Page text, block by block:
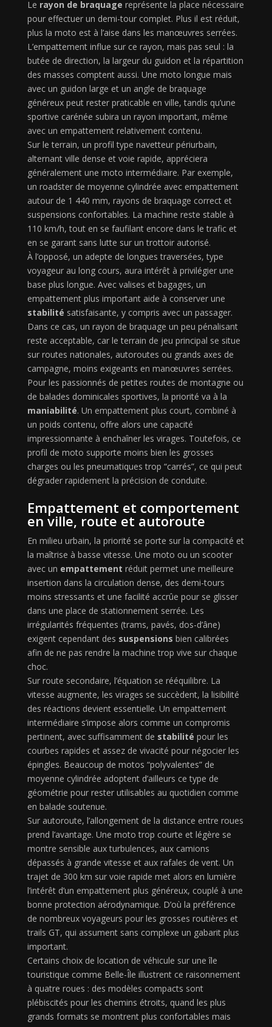
Le rayon de braquage représente la place nécessaire
pour effectuer un demi-tour complet. Plus il est réduit,
plus la moto est à l’aise dans les manœuvres serrées.
L’empattement influe sur ce rayon, mais pas seul : la
butée de direction, la largeur du guidon et la répartition
des masses comptent aussi. Une moto longue mais
avec un guidon large et un angle de braquage
généreux peut rester praticable en ville, tandis qu’une
sportive carénée subira un rayon important, même
avec un empattement relativement contenu.
Sur le terrain, un profil type navetteur périurbain,
alternant ville dense et voie rapide, appréciera
généralement une moto intermédiaire. Par exemple,
un roadster de moyenne cylindrée avec empattement
autour de 1 440 mm, rayons de braquage correct et
suspensions confortables. La machine reste stable à
110 km/h, tout en se faufilant encore dans le trafic et
en se garant sans lutte sur un trottoir autorisé.
À l’opposé, un adepte de longues traversées, type
voyageur au long cours, aura intérêt à privilégier une
base plus longue. Avec valises et bagages, un
empattement plus important aide à conserver une
stabilité satisfaisante, y compris avec un passager.
Dans ce cas, un rayon de braquage un peu pénalisant
reste acceptable, car le terrain de jeu principal se situe
sur routes nationales, autoroutes ou grands axes de
campagne, moins exigeants en manœuvres serrées.
Pour les passionnés de petites routes de montagne ou
de balades dominicales sportives, la priorité va à la
maniabilité. Un empattement plus court, combiné à
un poids contenu, offre alors une capacité
impressionnante à enchaîner les virages. Toutefois, ce
profil de moto supporte moins bien les grosses
charges ou les pneumatiques trop “carrés”, ce qui peut
dégrader rapidement la précision de conduite.
Empattement et comportement
en ville, route et autoroute
En milieu urbain, la priorité se porte sur la compacité et
la maîtrise à basse vitesse. Une moto ou un scooter
avec un empattement réduit permet une meilleure
insertion dans la circulation dense, des demi-tours
moins stressants et une facilité accrûe pour se glisser
dans une place de stationnement serrée. Les
irrégularités fréquentes (trams, pavés, dos-d’âne)
exigent cependant des suspensions bien calibrées
afin de ne pas rendre la machine trop vive sur chaque
choc.
Sur route secondaire, l’équation se rééquilibre. La
vitesse augmente, les virages se succèdent, la lisibilité
des réactions devient essentielle. Un empattement
intermédiaire s’impose alors comme un compromis
pertinent, avec suffisamment de stabilité pour les
courbes rapides et assez de vivacité pour négocier les
épingles. Beaucoup de motos “polyvalentes” de
moyenne cylindrée adoptent d’ailleurs ce type de
géométrie pour rester utilisables au quotidien comme
en balade soutenue.
Sur autoroute, l’allongement de la distance entre roues
prend l’avantage. Une moto trop courte et légère se
montre sensible aux turbulences, aux camions
dépassés à grande vitesse et aux rafales de vent. Un
trajet de 300 km sur voie rapide met alors en lumière
l’intérêt d’un empattement plus généreux, couplé à une
bonne protection aérodynamique. D’où la préférence
de nombreux voyageurs pour les grosses routières et
trails GT, qui assument sans complexe un gabarit plus
important.
Certains choix de location de véhicule sur une île
touristique comme Belle-Île illustrent ce raisonnement
à quatre roues : des modèles compacts sont
plébiscités pour les chemins étroits, quand les plus
grands formats se montrent plus confortables mais